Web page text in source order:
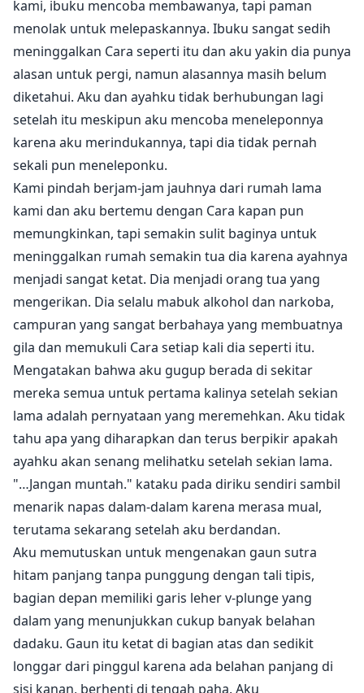
kami, ibuku mencoba membawanya, tapi paman
menolak untuk melepaskannya. Ibuku sangat sedih
meninggalkan Cara seperti itu dan aku yakin dia punya
alasan untuk pergi, namun alasannya masih belum
diketahui. Aku dan ayahku tidak berhubungan lagi
setelah itu meskipun aku mencoba meneleponnya
karena aku merindukannya, tapi dia tidak pernah
sekali pun meneleponku.
Kami pindah berjam-jam jauhnya dari rumah lama
kami dan aku bertemu dengan Cara kapan pun
memungkinkan, tapi semakin sulit baginya untuk
meninggalkan rumah semakin tua dia karena ayahnya
menjadi sangat ketat. Dia menjadi orang tua yang
mengerikan. Dia selalu mabuk alkohol dan narkoba,
campuran yang sangat berbahaya yang membuatnya
gila dan memukuli Cara setiap kali dia seperti itu.
Mengatakan bahwa aku gugup berada di sekitar
mereka semua untuk pertama kalinya setelah sekian
lama adalah pernyataan yang meremehkan. Aku tidak
tahu apa yang diharapkan dan terus berpikir apakah
ayahku akan senang melihatku setelah sekian lama.
"…Jangan muntah." kataku pada diriku sendiri sambil
menarik napas dalam-dalam karena merasa mual,
terutama sekarang setelah aku berdandan.
Aku memutuskan untuk mengenakan gaun sutra
hitam panjang tanpa punggung dengan tali tipis,
bagian depan memiliki garis leher v-plunge yang
dalam yang menunjukkan cukup banyak belahan
dadaku. Gaun itu ketat di bagian atas dan sedikit
longgar dari pinggul karena ada belahan panjang di
sisi kanan, berhenti di tengah paha. Aku